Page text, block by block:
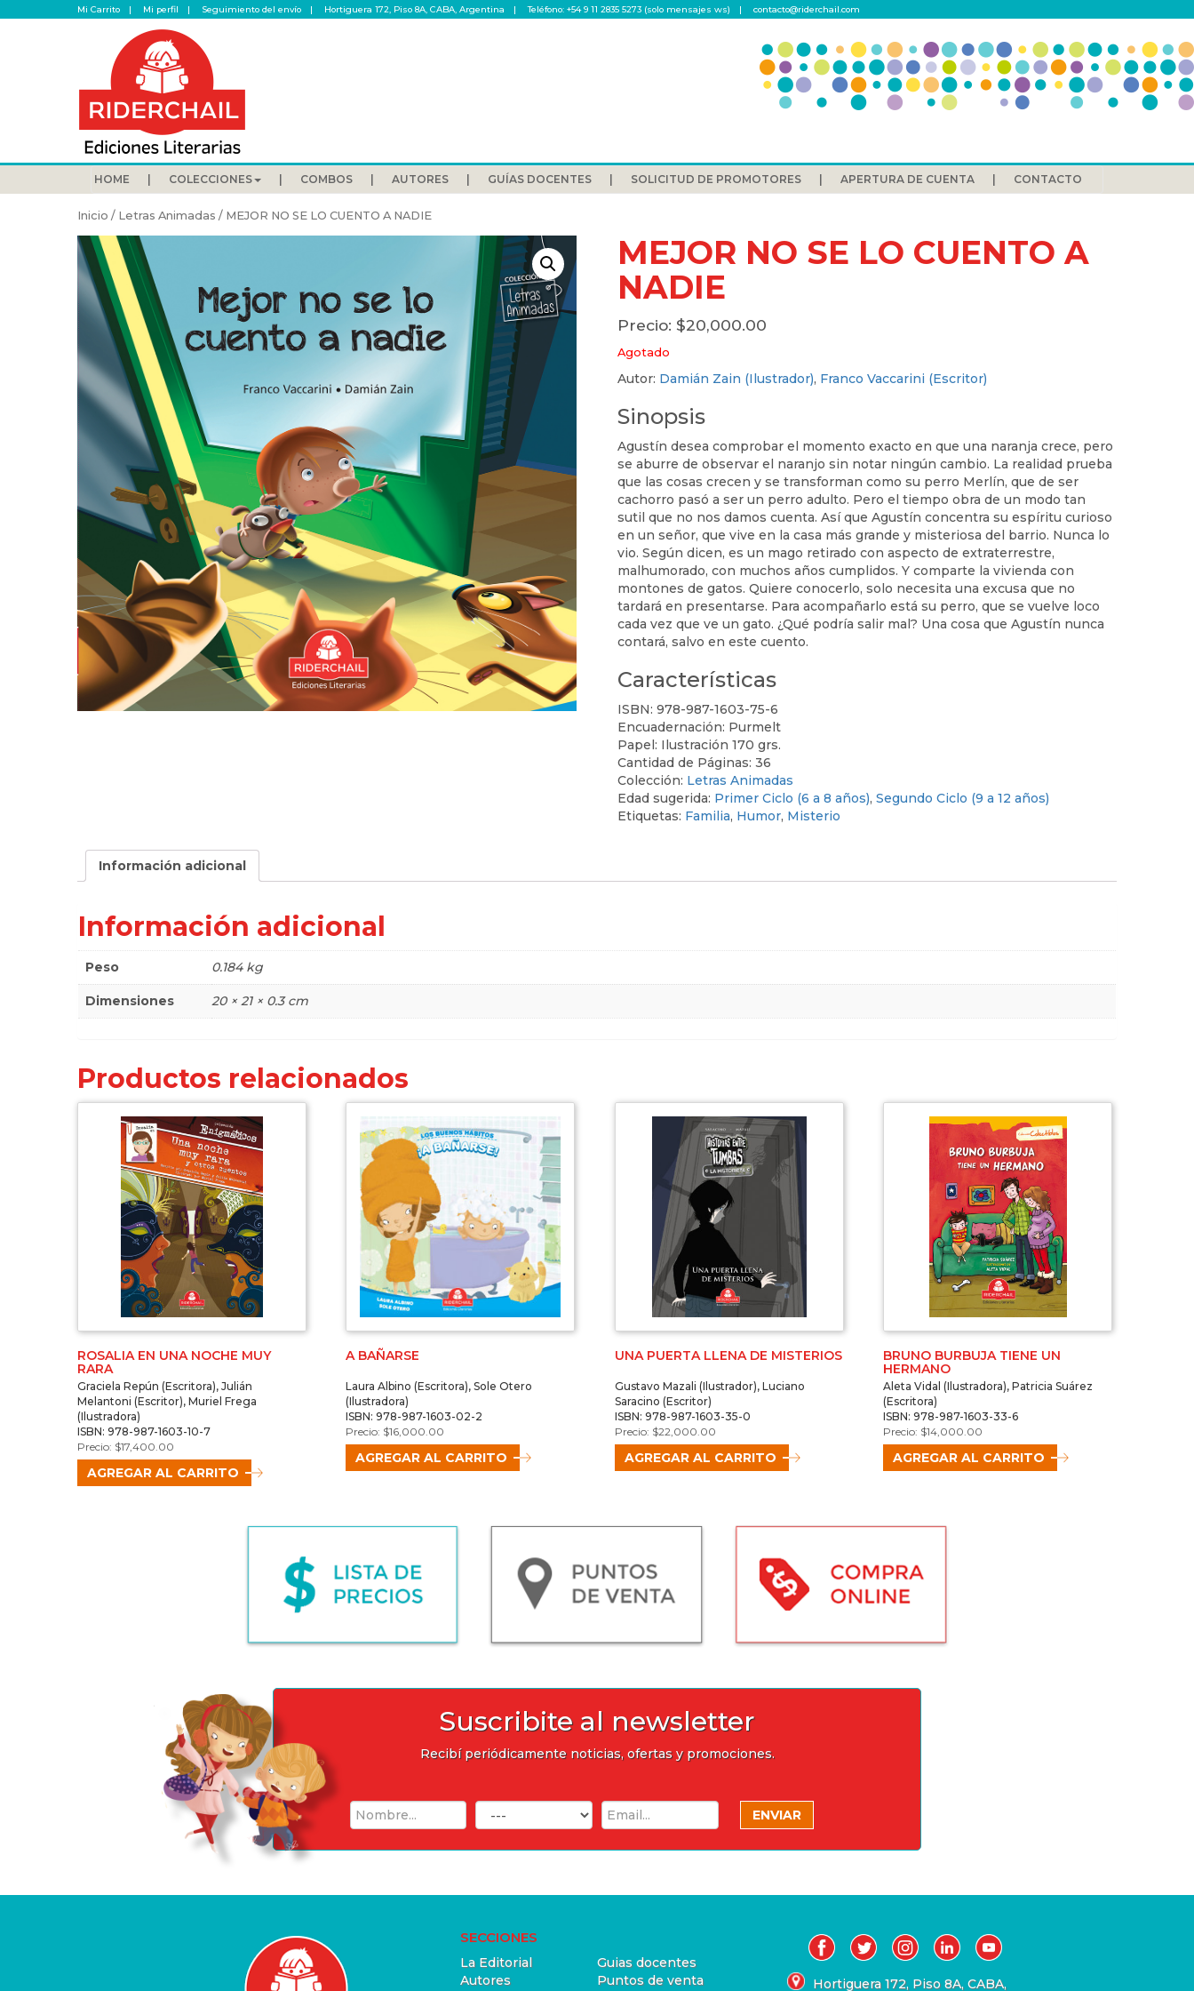
Mi Carrito Mi perfil Seguimiento del envío Hortiguera 172, Piso 8A, CABA, Argentina Teléfono: +54 9 11 2835 5273 (solo mensajes ws) contacto@riderchail.com
HOME COLECCIONES COMBOS AUTORES GUÍAS DOCENTES SOLICITUD DE PROMOTORES APERTURA DE CUENTA CONTACTO
Inicio / Letras Animadas / MEJOR NO SE LO CUENTO A NADIE
MEJOR NO SE LO CUENTO A
NADIE
$20,000.00
Agotado
Autor: Damián Zain (Ilustrador), Franco Vaccarini (Escritor)
Sinopsis
Agustín desea comprobar el momento exacto en que una naranja crece, pero
se aburre de observar el naranjo sin notar ningún cambio. La realidad prueba
que las cosas crecen y se transforman como su perro Merlín, que de ser
cachorro pasó a ser un perro adulto. Pero el tiempo obra de un modo tan
sutil que no nos damos cuenta. Así que Agustín concentra su espíritu curioso
en un señor, que vive en la casa más grande y misteriosa del barrio. Nunca lo
vio. Según dicen, es un mago retirado con aspecto de extraterrestre,
malhumorado, con muchos años cumplidos. Y comparte la vivienda con
montones de gatos. Quiere conocerlo, solo necesita una excusa que no
tardará en presentarse. Para acompañarlo está su perro, que se vuelve loco
cada vez que ve un gato. ¿Qué podría salir mal? Una cosa que Agustín nunca
contará, salvo en este cuento.
Características
ISBN:978-987-1603-75-6
Encuadernación: Purmelt
Papel: Ilustración 170 grs.
Cantidad de Páginas:36
Colección: Letras Animadas
Edad sugerida: Primer Ciclo (6 a 8 años),Segundo Ciclo (9 a 12 años)
Etiquetas: Familia, Humor, Misterio
Información adicional
Información adicional
Peso 0.184 kg
Dimensiones 20 × 21 × 0.3 cm
Productos relacionados
ROSALIA EN UNA NOCHE MUY
RARA
Graciela Repún (Escritora), Julián
Melantoni (Escritor), Muriel Frega
(Ilustradora)
ISBN: 978-987-1603-10-7
$17,400.00
AGREGAR AL CARRITO
A BAÑARSE
Laura Albino (Escritora), Sole Otero
(Ilustradora)
ISBN: 978-987-1603-02-2
$16,000.00
AGREGAR AL CARRITO
UNA PUERTA LLENA DE MISTERIOS
Gustavo Mazali (Ilustrador), Luciano
Saracino (Escritor)
ISBN: 978-987-1603-35-0
$22,000.00
AGREGAR AL CARRITO
BRUNO BURBUJA TIENE UN
HERMANO
Aleta Vidal (Ilustradora), Patricia Suárez
(Escritora)
ISBN: 978-987-1603-33-6
$14,000.00
AGREGAR AL CARRITO
Suscribite al newsletter
Recibí periódicamente noticias, ofertas y promociones.
SECCIONES
La Editorial
Autores
Guias docentes
Puntos de venta
Hortiguera 172, Piso 8A, CABA,